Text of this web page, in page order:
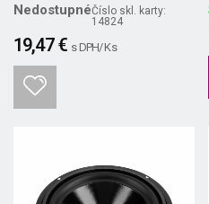
NedostupnéČíslo skl. karty:
14824
19,47 € s DPH/ Ks